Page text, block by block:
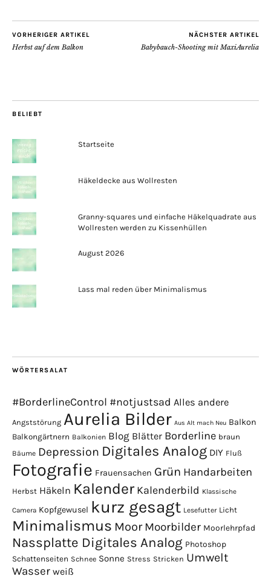
VORHERIGER ARTIKEL
Herbst auf dem Balkon
NÄCHSTER ARTIKEL
Babybauch-Shooting mit MaxiAurelia
BELIEBT
Startseite
Häkeldecke aus Wollresten
Granny-squares und einfache Häkelquadrate aus
Wollresten werden zu Kissenhüllen
August 2026
Lass mal reden über Minimalismus
WÖRTERSALAT
#BorderlineControl #notjustsad Alles andere
Angststörung Aurelia Bilder Aus Alt mach Neu Balkon
Balkongärtnern Balkonien Blog Blätter Borderline braun
Bäume Depression Digitales Analog DIY Fluß
Fotografie Frauensachen Grün Handarbeiten
Herbst Häkeln Kalender Kalenderbild Klassische
Camera Kopfgewusel kurz gesagt Lesefutter Licht
Minimalismus Moor Moorbilder Moorlehrpfad
Nassplatte Digitales Analog Photoshop
Schattenseiten Schnee Sonne Stress Stricken Umwelt
Wasser weiß